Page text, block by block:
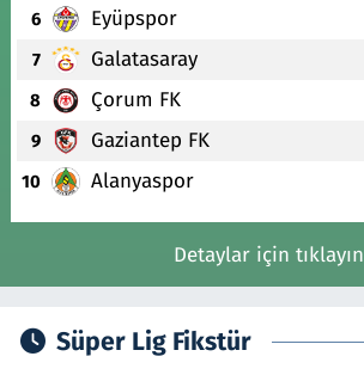
6 Eyüpspor
7 Galatasaray
8 Çorum FK
9 Gaziantep FK
10 Alanyaspor
Detaylar için tıklayın
Süper Lig Fikstür